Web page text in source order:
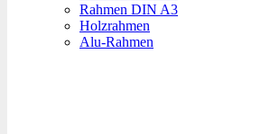
Rahmen DIN A3
Holzrahmen
Alu-Rahmen